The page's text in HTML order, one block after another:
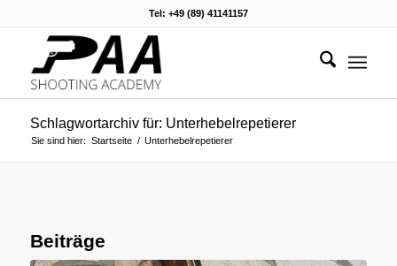
Tel: +49 (89) 41141157
Schlagwortarchiv für: Unterhebelrepetierer
Sie sind hier: Startseite / Unterhebelrepetierer
Beiträge